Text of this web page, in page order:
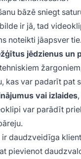
bāzē sniegt
ir jā, tad
noteikti jāapsver
jēdzienus un
kas var padarīt pat
vai izlaides
var parādīt
daudzveidīga
pievienot